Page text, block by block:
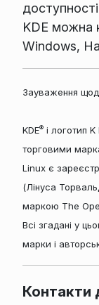
KDE можна
Windows,
Зауваження
KDE®і логотип
торговими
Linux є
(Лінуса
маркою The
Всі згадані у
марки і
Контакти